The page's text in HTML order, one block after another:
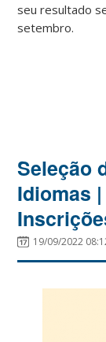
seu resultado
setembro.
Seleção
Idiomas
19/09/2022